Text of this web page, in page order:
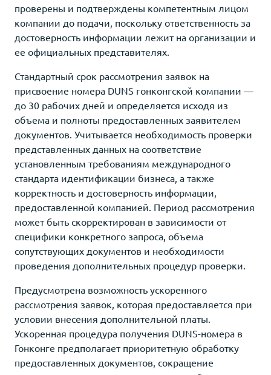
проверены и подтверждены компетентным лицом
компании до подачи, поскольку ответственность за
достоверность информации лежит на организации и
ее официальных представителях.
Стандартный срок рассмотрения заявок на
присвоение номера DUNS гонконгской компании —
до 30 рабочих дней и определяется исходя из
объема и полноты предоставленных заявителем
документов. Учитывается необходимость проверки
представленных данных на соответствие
установленным требованиям международного
стандарта идентификации бизнеса, а также
корректность и достоверность информации,
предоставленной компанией. Период рассмотрения
может быть скорректирован в зависимости от
специфики конкретного запроса, объема
сопутствующих документов и необходимости
проведения дополнительных процедур проверки.
Предусмотрена возможность ускоренного
рассмотрения заявок, которая предоставляется при
условии внесения дополнительной платы.
Ускоренная процедура получения DUNS-номера в
Гонконге предполагает приоритетную обработку
предоставленных документов, сокращение